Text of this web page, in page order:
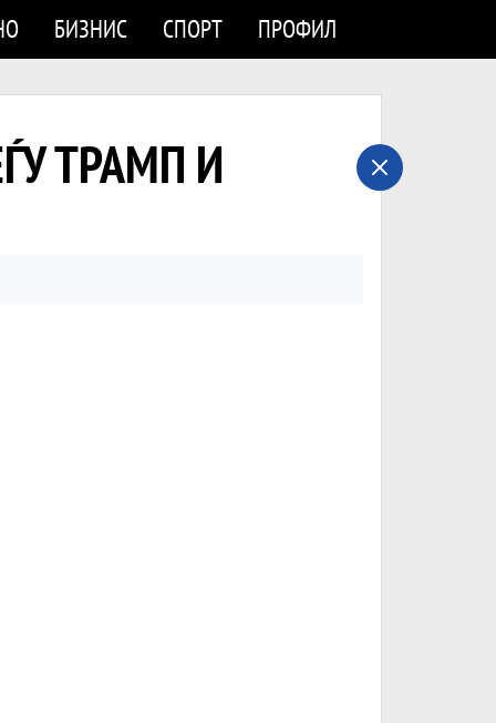
БИЗНИС СПОРТ ПРОФИЛ
ТРАМП И